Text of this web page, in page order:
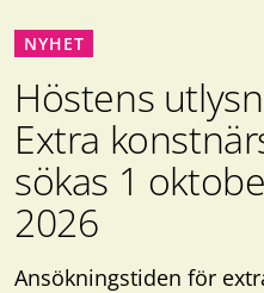
NYHET
Höstens
Extra
sökas 1
2026
Ansökningstiden för